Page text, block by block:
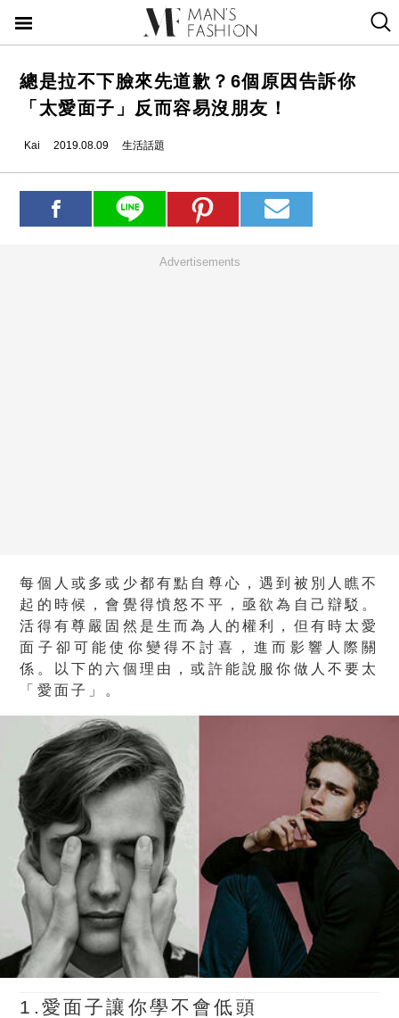
總是拉不下臉來先道歉？6個原因告訴你
「太愛面子」反而容易沒朋友！
Kai 2019.08.09 生活話題
Advertisements
每個人或多或少都有點自尊心，遇到被別人瞧不
起的時候，會覺得憤怒不平，亟欲為自己辯駁。
活得有尊嚴固然是生而為人的權利，但有時太愛
面子卻可能使你變得不討喜，進而影響人際關
係。以下的六個理由，或許能說服你做人不要太
「愛面子」。
1.愛面子讓你學不會低頭